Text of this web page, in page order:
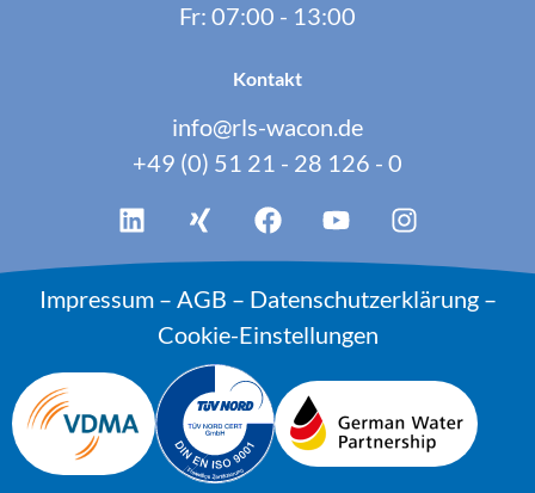
Fr: 07:00 - 13:00
Kontakt
info@rls-wacon.de
+49 (0) 51 21 - 28 126 - 0
Impressum– AGB – Datenschutzerklärung–
Cookie-Einstellungen